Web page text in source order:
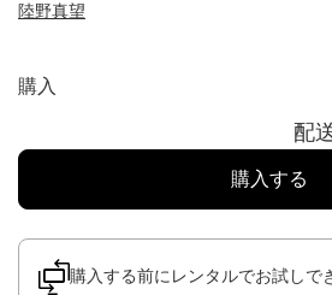
陸野真望
購入
配
購入する
購入する前にレンタルでお試しで